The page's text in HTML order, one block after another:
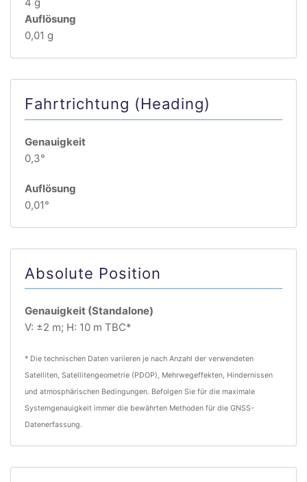
Auflösung
0,01 g
Fahrtrichtung (Heading)
Genauigkeit
0,3°
Auflösung
0,01°
Absolute Position
Genauigkeit (Standalone)
V: ±2 m; H: 10 m TBC*
* Die technischen Daten variieren je nach Anzahl der verwendeten
Satelliten, Satellitengeometrie (PDOP), Mehrwegeffekten, Hindernissen
und atmosphärischen Bedingungen. Befolgen Sie für die maximale
Systemgenauigkeit immer die bewährten Methoden für die GNSS-
Datenerfassung.